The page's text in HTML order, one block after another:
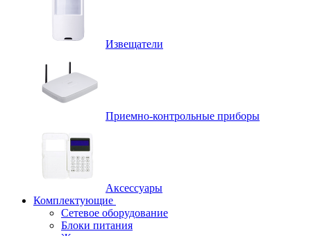
Извещатели
Приемно-контрольные приборы
Аксессуары
Комплектующие
Сетевое оборудование
Блоки питания